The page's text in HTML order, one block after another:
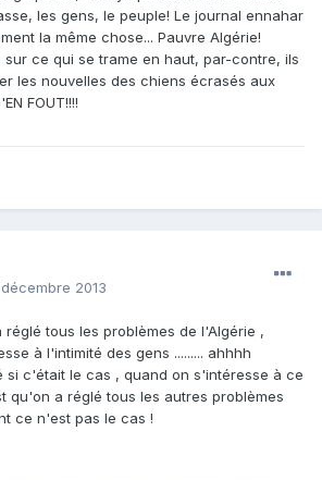
les gens, le peuple! Le journal ennahar
la même chose... Pauvre Algérie!
ce qui se trame en haut, par-contre, ils
les nouvelles des chiens écrasés aux
FOUT!!!!
décembre 2013
tous les problèmes de l'Algérie ,
à l'intimité des gens ......... ahhhh
si c'était le cas , quand on s'intéresse à ce
qu'on a réglé tous les autres problèmes
ce n'est pas le cas !